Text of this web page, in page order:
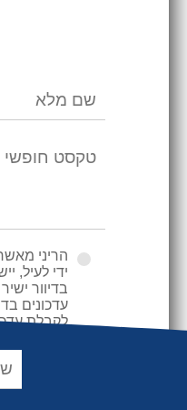
הריני
ידי לעיל,
בדיוור
עדכונים
לקבלת